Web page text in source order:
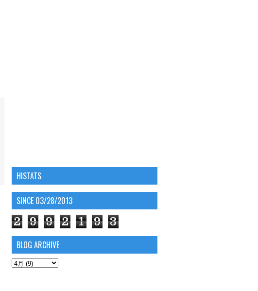
HISTATS
SINCE 03/28/2013
2 9 9 2 1 9 3
BLOG ARCHIVE